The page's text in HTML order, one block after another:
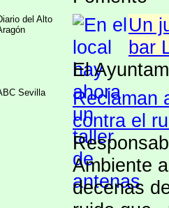
del Alto
Un
bar
El
Sevilla
Reclaman
contra el
Ambiente
decenas